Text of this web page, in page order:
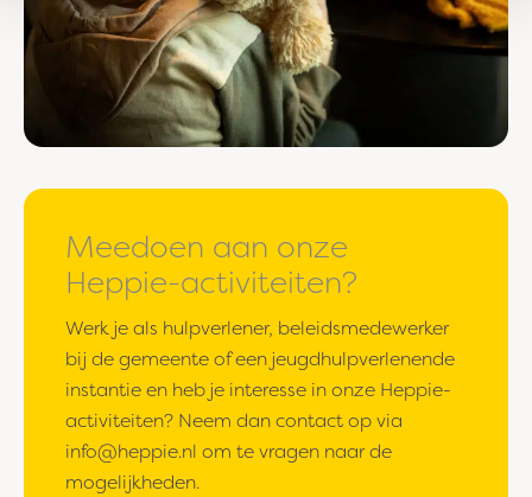
Meedoen aan onze
Heppie-activiteiten?
Werk je als hulpverlener, beleidsmedewerker
bij de gemeente of een jeugdhulpverlenende
instantie en heb je interesse in onze Heppie-
activiteiten? Neem dan contact op via
info@heppie.nl om te vragen naar de
mogelijkheden.